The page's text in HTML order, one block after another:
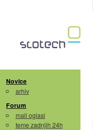
Novice
arhiv
Forum
mali oglasi
teme zadnjih 24h